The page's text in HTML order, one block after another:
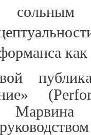
сольным
(